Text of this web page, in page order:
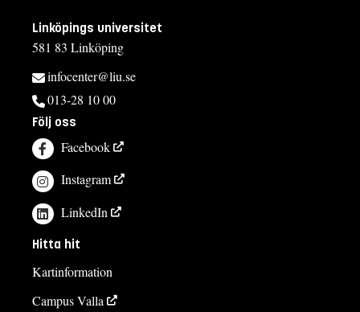
Linköpings universitet
581 83 Linköping
infocenter@liu.se
013-28 10 00
Följ oss
Facebook
Instagram
LinkedIn
Hitta hit
Kartinformation
Campus Valla